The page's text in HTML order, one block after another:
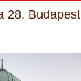
28. Budapest